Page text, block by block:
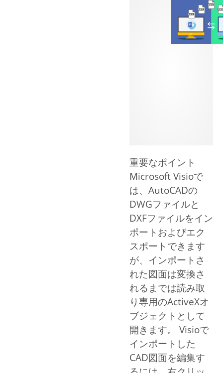
重要なポイント
Microsoft Visioで
は、AutoCADの
DWGファイルと
DXFファイルをイン
ポートおよびエク
スポートできます
が、インポートさ
れた図面は変換さ
れるまでは読み取
り専用のActiveXオ
ブジェクトとして
開きます。 Visioで
インポートした
CAD図面を編集す